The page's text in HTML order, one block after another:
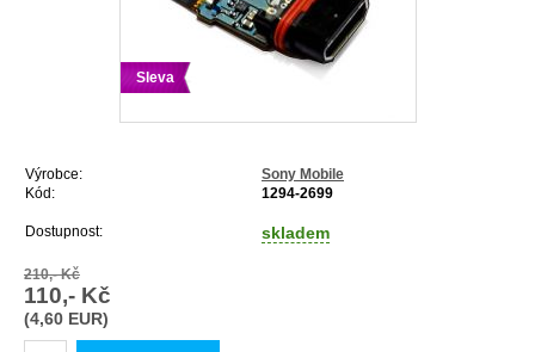
Sleva
Výrobce:
Sony Mobile
Kód:
1294-2699
Dostupnost: skladem
210,- Kč
110,- Kč
(4,60 EUR)